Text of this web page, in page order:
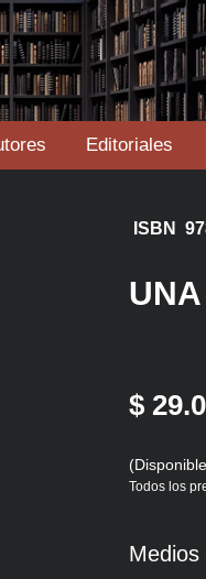
Editoriales
ISBN
$
Todos los
Medios